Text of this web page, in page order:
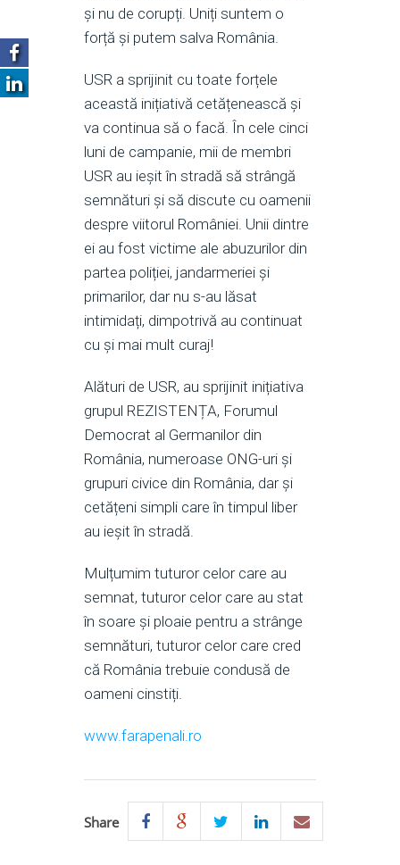
și nu de corupți. Uniți suntem o
forță și putem salva România.
USR a sprijinit cu toate forțele
această inițiativă cetățenească și
va continua să o facă. În cele cinci
luni de campanie, mii de membri
USR au ieșit în stradă să strângă
semnături și să discute cu oamenii
despre viitorul României. Unii dintre
ei au fost victime ale abuzurilor din
partea poliției, jandarmeriei și
primarilor, dar nu s-au lăsat
intimidați, dimpotrivă au continuat
cu și mai mult curaj!
Alături de USR, au sprijinit inițiativa
grupul REZISTENȚA, Forumul
Democrat al Germanilor din
România, numeroase ONG-uri și
grupuri civice din România, dar și
cetățeni simpli care în timpul liber
au ieșit în stradă.
Mulțumim tuturor celor care au
semnat, tuturor celor care au stat
în soare și ploaie pentru a strânge
semnături, tuturor celor care cred
că România trebuie condusă de
oameni cinstiți.
www.farapenali.ro
Share